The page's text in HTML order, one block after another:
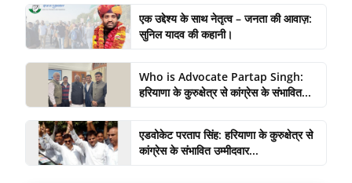
एक उद्देश्य के साथ नेतृत्व – जनता की आवाज़:
सुनिल यादव की कहानी।
Who is Advocate Partap Singh:
हरियाणा के कुरुक्षेत्र से कांग्रेस के संभावित...
एडवोकेट परताप सिंह: हरियाणा के कुरुक्षेत्र से
कांग्रेस के संभावित उम्मीदवार...